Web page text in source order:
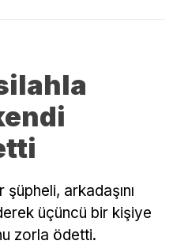
şüpheli, arkadaşını
üçüncü bir kişiye
zorla ödetti.